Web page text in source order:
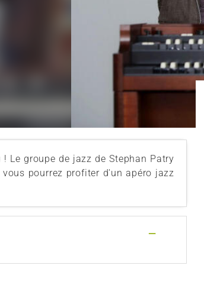
Le groupe de jazz de Stephan Patry
pourrez profiter d'un apéro jazz
—